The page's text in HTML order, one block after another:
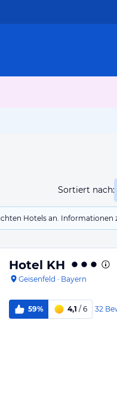
Sortiert nach:
Hotels an.
Hotel KH
Geisenfeld · Bayern
59% 4,1 / 6 32